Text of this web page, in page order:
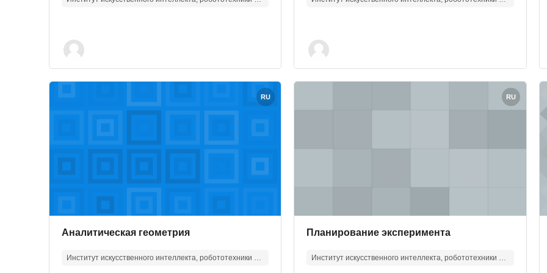
RU
Изображение курса" Аналитическая геометрия
Изображение курса
Название курса
Аналитическая геометрия
Институт искусственного интеллекта, робототехники и системной инженерии
RU
Изображение курса" Планирование эксперимента
Изображение курса
Название курса
Планирование эксперимента
Институт искусственного интеллекта, робототехники и системной инженерии